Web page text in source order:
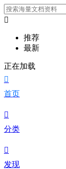

推荐
最新
正在加载

首页

分类

发现